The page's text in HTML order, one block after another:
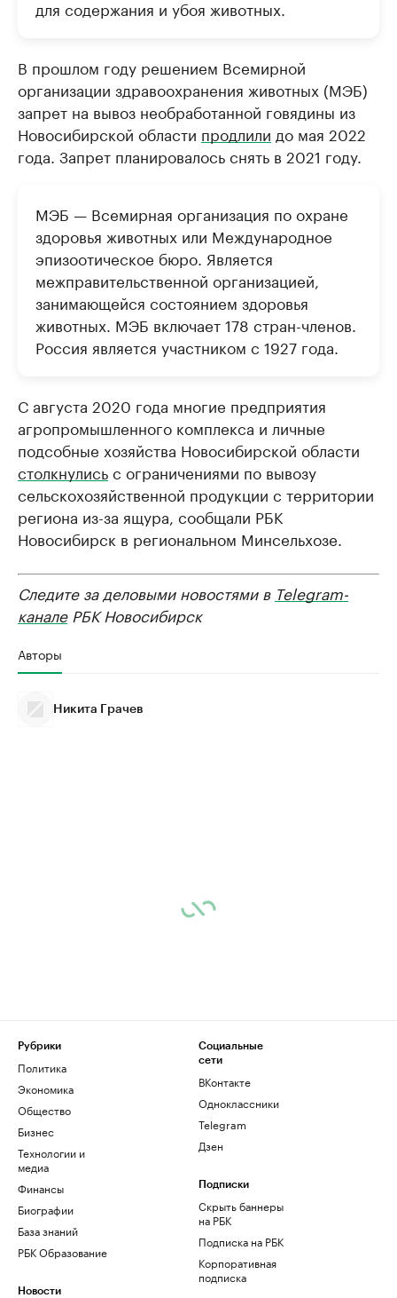
для содержания и убоя животных.
В прошлом году решением Всемирной
организации здравоохранения животных (МЭБ)
запрет на вывоз необработанной говядины из
Новосибирской области продлили до мая 2022
года. Запрет планировалось снять в 2021 году.
МЭБ — Всемирная организация по охране
здоровья животных или Международное
эпизоотическое бюро. Является
межправительственной организацией,
занимающейся состоянием здоровья
животных. МЭБ включает 178 стран-членов.
Россия является участником с 1927 года.
С августа 2020 года многие предприятия
агропромышленного комплекса и личные
подсобные хозяйства Новосибирской области
столкнулисьс ограничениями по вывозу
сельскохозяйственной продукции с территории
региона из-за ящура, сообщали РБК
Новосибирск в региональном Минсельхозе.
Следите за деловыми новостями в Telegram-
каналеРБК Новосибирск
Авторы
Никита Грачев
Рубрики
Политика
Экономика
Общество
Бизнес
Технологии и
медиа
Финансы
Биографии
База знаний
РБК Образование
Новости
Социальные
сети
ВКонтакте
Одноклассники
Telegram
Дзен
Подписки
Скрыть баннеры
на РБК
Подписка на РБК
Корпоративная
подписка